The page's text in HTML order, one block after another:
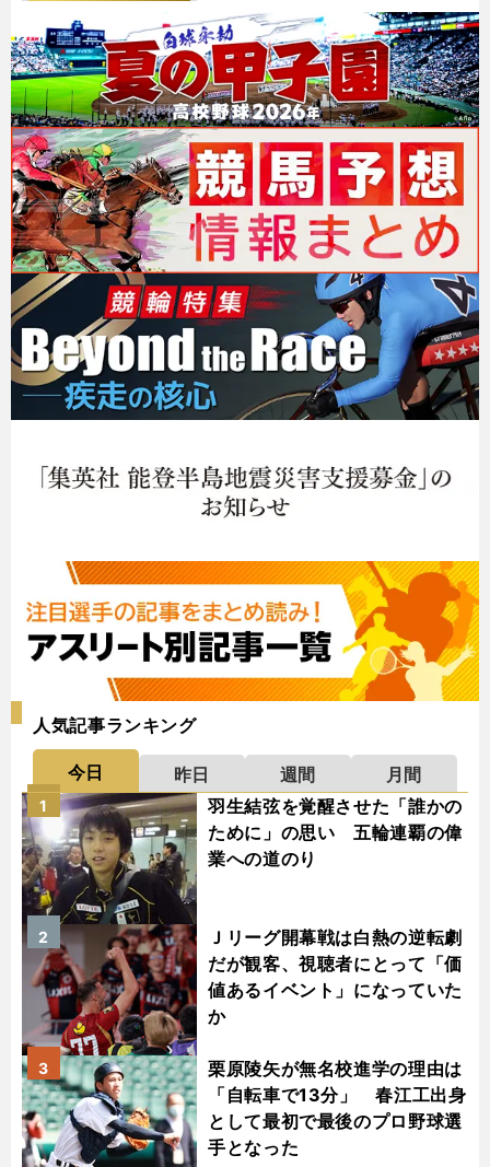
人気記事ランキング
今日 昨日 週間
月間
羽生結弦を覚醒させた「誰かの
ために」の思い 五輪連覇の偉
業への道のり
1
Ｊリーグ開幕戦は白熱の逆転劇
だが観客、視聴者にとって「価
値あるイベント」になっていた
か
2
栗原陵矢が無名校進学の理由は
「自転車で13分」 春江工出身
として最初で最後のプロ野球選
手となった
3